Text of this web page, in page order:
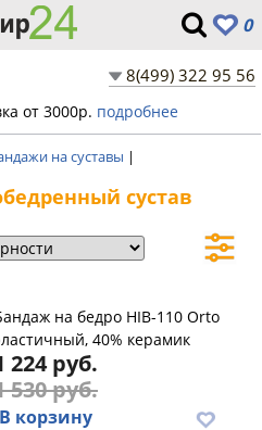
0
8(499) 322 95 56
от 3000р. подробнее
на суставы |
сустав
на бедро HIB-110 Orto
40% керамик
224 руб.
530 руб.
В корзину